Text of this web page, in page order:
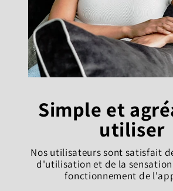
Simple et
utiliser
Nos utilisateurs sont satisfait
d'utilisation et de la
fonctionnement de